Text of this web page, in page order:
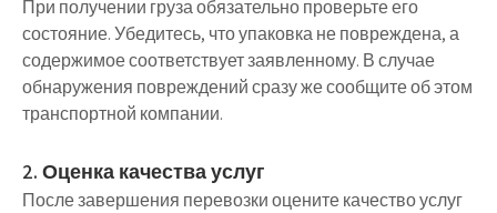
При получении груза обязательно проверьте его
состояние. Убедитесь, что упаковка не повреждена, а
содержимое соответствует заявленному. В случае
обнаружения повреждений сразу же сообщите об этом
транспортной компании.
2. Оценка качества услуг
После завершения перевозки оцените качество услуг